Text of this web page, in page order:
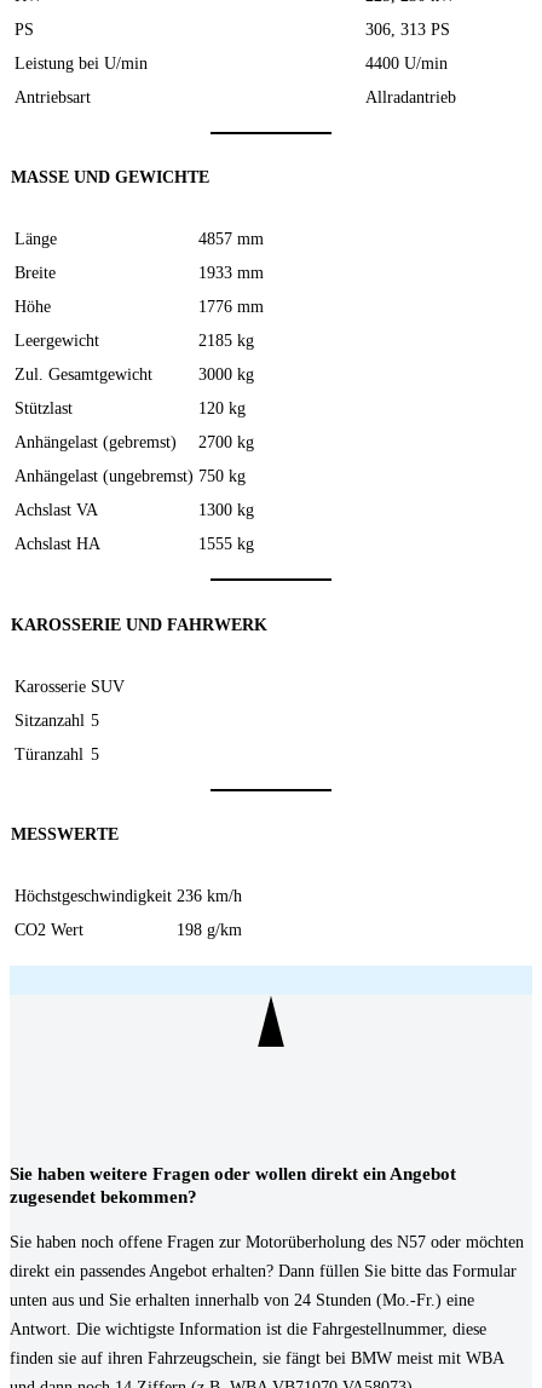
PS
306, 313 PS
Leistung bei U/min
4400 U/min
Antriebsart
Allradantrieb
MASSE UND GEWICHTE
Länge
4857 mm
Breite
1933 mm
Höhe
1776 mm
Leergewicht
2185 kg
Zul. Gesamtgewicht
3000 kg
Stützlast
120 kg
Anhängelast (gebremst)
2700 kg
Anhängelast (ungebremst) 750 kg
Achslast VA
1300 kg
Achslast HA
1555 kg
KAROSSERIE UND FAHRWERK
Karosserie SUV
Sitzanzahl 5
Türanzahl 5
MESSWERTE
Höchstgeschwindigkeit 236 km/h
CO2 Wert
198 g/km
Sie haben weitere Fragen oder wollen direkt ein Angebot
zugesendet bekommen?
Sie haben noch offene Fragen zur Motorüberholung des N57 oder möchten
direkt ein passendes Angebot erhalten? Dann füllen Sie bitte das Formular
unten aus und Sie erhalten innerhalb von 24 Stunden (Mo.-Fr.) eine
Antwort. Die wichtigste Information ist die Fahrgestellnummer, diese
finden sie auf ihren Fahrzeugschein, sie fängt bei BMW meist mit WBA